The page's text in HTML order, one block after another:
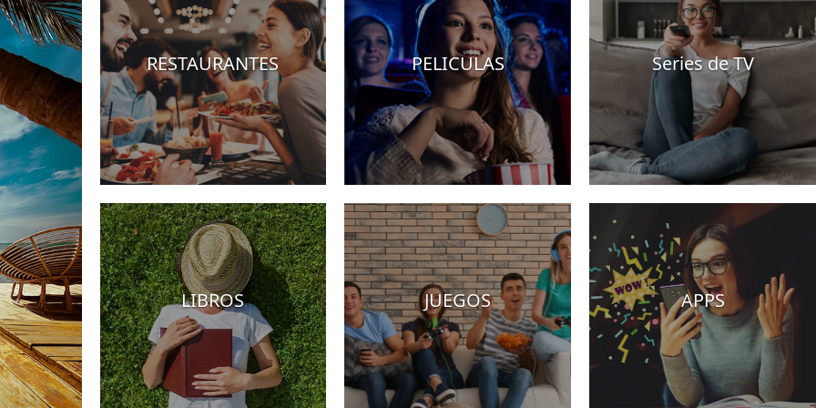
RESTAURANTES PELICULAS Series de TV
LIBROS JUEGOS APPS